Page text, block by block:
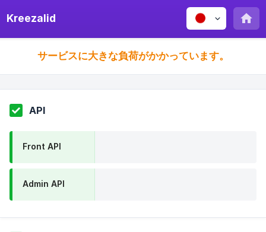
Kreezalid
サービスに大きな負荷がかかっています。
API
Front API
Admin API